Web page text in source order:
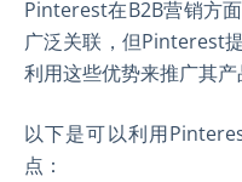
Pinterest在B2B营销方
广泛关联，但Pinterest
利用这些优势来推广其产
以下是可以利用
点：